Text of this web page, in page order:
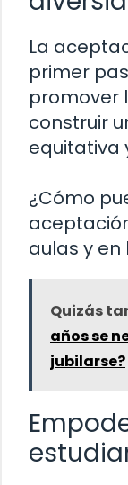
La
primer
promover
construir
equitativa
¿Cómo
aulas y
Quizás
años se
jubilarse?